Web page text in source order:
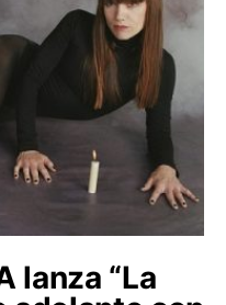
lanza “La